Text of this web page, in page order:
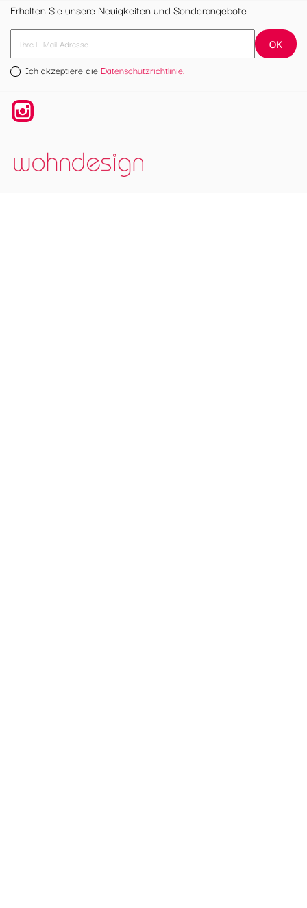
Erhalten Sie unsere Neuigkeiten und Sonderangebote
Ich akzeptiere die Datenschutzrichtlinie.